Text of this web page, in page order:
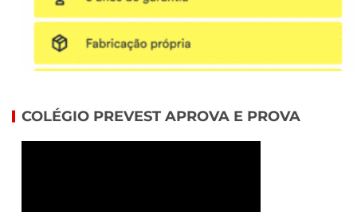
COLÉGIO PREVEST APROVA E PROVA